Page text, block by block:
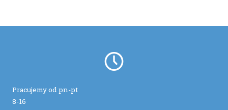
Pracujemy od pn-pt
8-16